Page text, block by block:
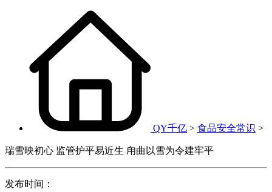
QY千亿 > 食品安全常识 >
瑞雪映初心 监管护平易近生 甪曲以雪为令建牢平
发布时间：